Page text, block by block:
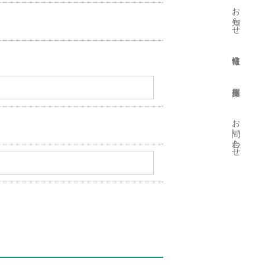
お知らせ
お問い合わせ
ます。